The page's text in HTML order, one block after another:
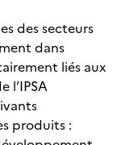
des secteurs
dans
liés aux
l’IPSA
produits :